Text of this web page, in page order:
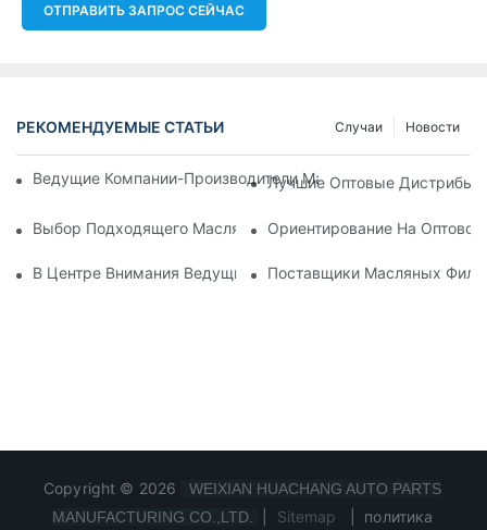
ОТПРАВИТЬ ЗАПРОС СЕЙЧАС
РЕКОМЕНДУЕМЫЕ СТАТЬИ Новости
Случаи
Ведущие Компании-Производители Масляных Фильтров:
Лучшие Оптовые
Выбор Подходящего Масляного Фильтра Для Вашей
Ориентирование На
В Центре Внимания Ведущие Производители Масляных
Поставщики Масляных
Copyright © 2026
WEIXIAN HUACHANG AUTO PARTS
MANUFACTURING CO.,LTD.
Sitemap политика